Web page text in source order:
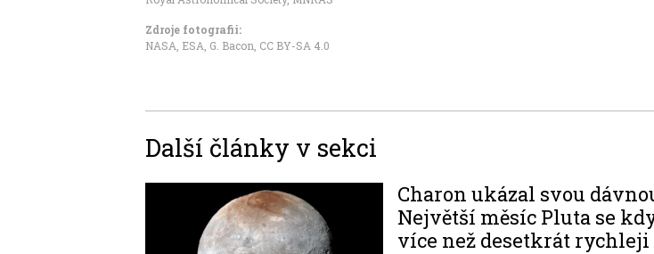
Zdroje fotografii:
NASA, ESA, G. Bacon CC BY-SA 4.0
Další články v sekci
Charon ukázal svou
Největší měsíc Pluta se
více než desetkrát rychleji